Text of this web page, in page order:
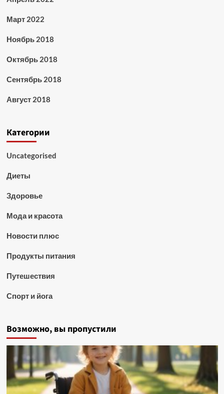
Март 2022
Ноябрь 2018
Октябрь 2018
Сентябрь 2018
Август 2018
Категории
Uncategorised
Диеты
Здоровье
Мода и красота
Новости плюс
Продукты питания
Путешествия
Спорт и йога
Возможно, вы пропустили